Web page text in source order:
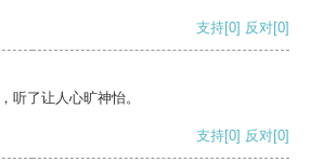
支持[0] 反对[0]
听了让人心旷神怡。
支持[0] 反对[0]